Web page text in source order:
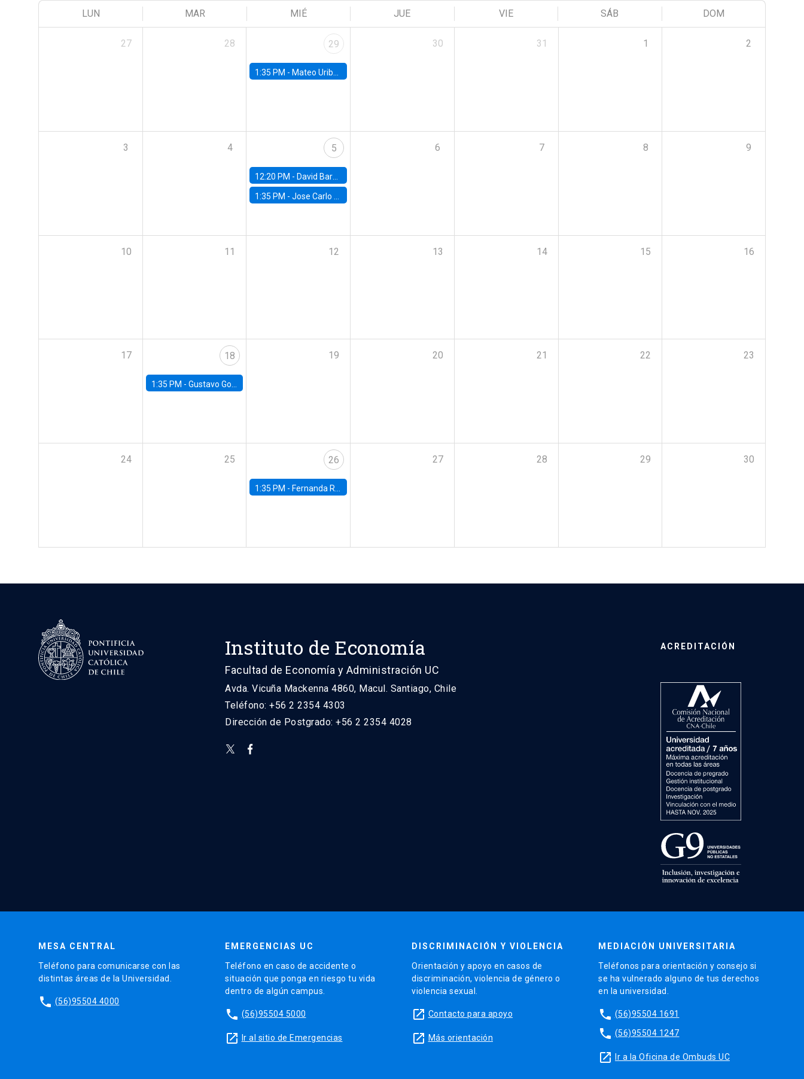
LUN MAR MIÉ JUE VIE SÁB DOM
27 28 29
1:35 PM - Mateo Uribe-Castro, Universidad de los Andes (Colombia)
30 31 1 2
3 4 5
12:20 PM - David Bardey, Universidad de los Andes - CEDE
1:35 PM -Jose Carlo Bermudez, UC (ME) & World Bank
6 7 8 9
10 11 12 13 14 15 16
17 18
1:35 PM - Gustavo González, Banco Central de Chile
19 20 21 22 23
24 25 26
1:35 PM - Fernanda Rojas Ampuero, University of Wisconsin-Madison
27 28 29 30
Instituto de Economía
Facultad de Economía y Administración UC
Avda. Vicuña Mackenna 4860, Macul. Santiago, Chile
Teléfono: +56 2 2354 4303
Dirección de Postgrado: +56 2 2354 4028
ACREDITACIÓN
MESA CENTRAL
Teléfono para comunicarse con las
distintas áreas de la Universidad.
phone (56)95504 4000
EMERGENCIAS UC
Teléfono en caso de accidente o
situación que ponga en riesgo tu vida
dentro de algún campus.
phone (56)95504 5000
launch Ir al sitio de Emergencias
DISCRIMINACIÓN Y VIOLENCIA
Orientación y apoyo en casos de
discriminación, violencia de género o
violencia sexual.
launch Contacto para apoyo
launch Más orientación
MEDIACIÓN UNIVERSITARIA
Teléfonos para orientación y consejo si
se ha vulnerado alguno de tus derechos
en la universidad.
phone (56)95504 1691
phone (56)95504 1247
launch Ir a la Oficina de Ombuds UC